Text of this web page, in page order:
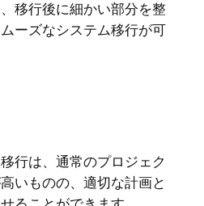
移行後に細かい部分を整
ーズなシステム移行が可
行は、通常のプロジェク
いものの、適切な計画と